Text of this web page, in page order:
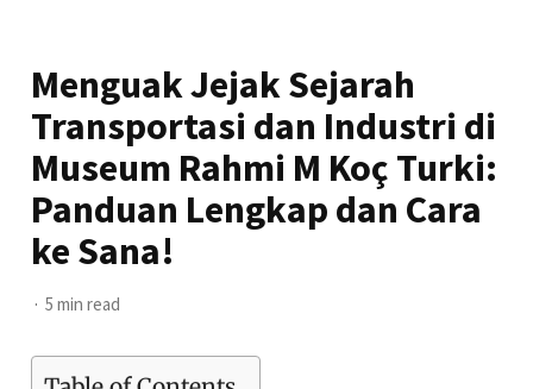
Menguak Jejak Sejarah
Transportasi dan Industri di
Museum Rahmi M Koç Turki:
Panduan Lengkap dan Cara
ke Sana!
5 min read